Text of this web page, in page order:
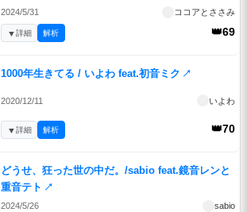
2024/5/31 ココアとささみ
👑69
▼詳細 解析
1000年生きてる / いよわ feat.初音ミク ↗
2020/12/11 いよわ
👑70
▼詳細 解析
どうせ、狂った世の中だ。/sabio feat.鏡音レンと
重音テト ↗
2024/5/26 sabio